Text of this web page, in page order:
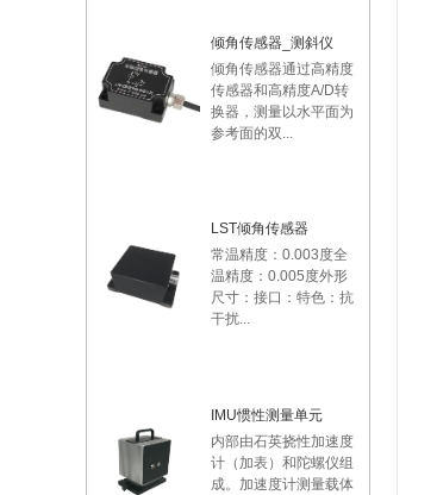
倾角传感器_测斜仪
倾角传感器通过高精度
传感器和高精度A/D转
换器，测量以水平面为
参考面的双...
LST倾角传感器
常温精度：0.003度全
温精度：0.005度外形
尺寸：接口：特色：抗
干扰...
IMU惯性测量单元
内部由石英挠性加速度
计（加表）和陀螺仪组
成。加速度计测量载体